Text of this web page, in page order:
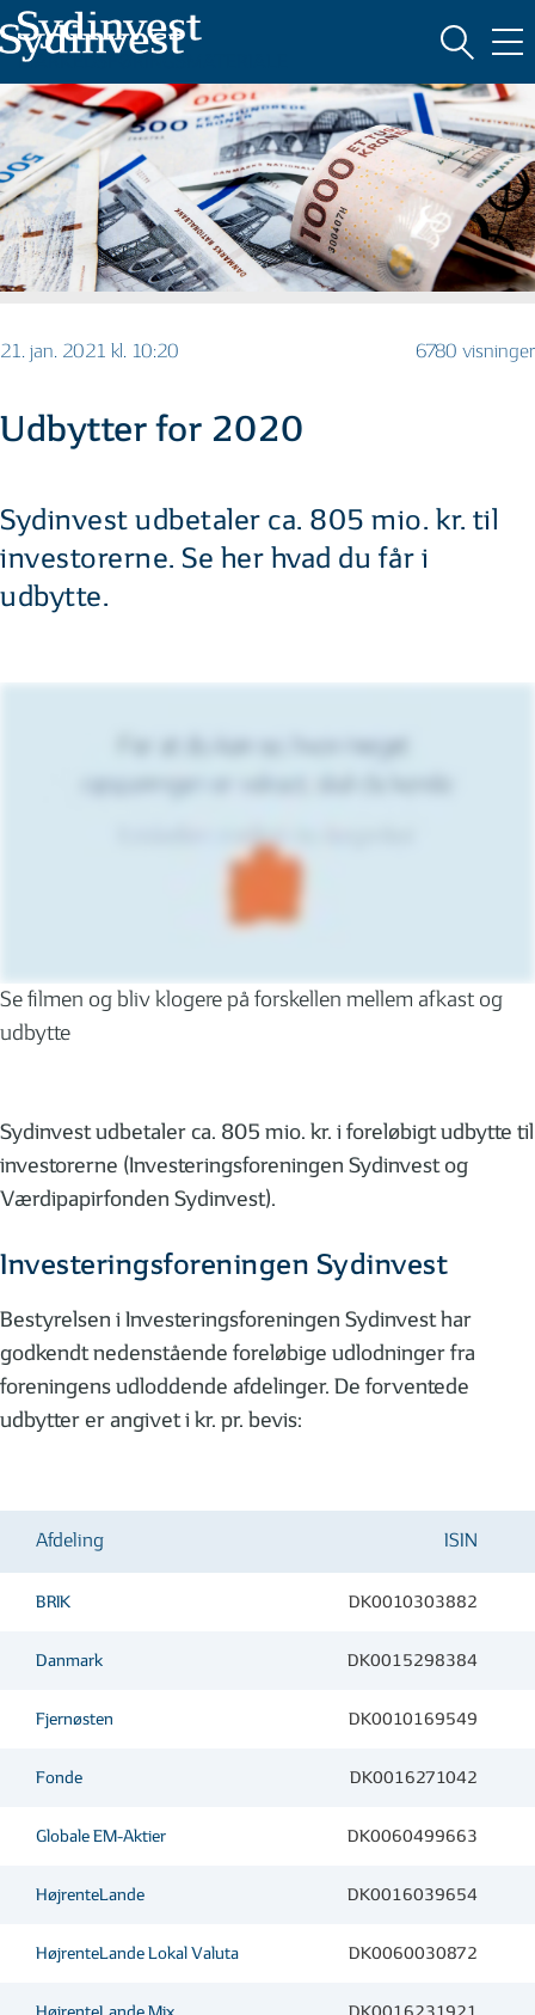
MARKEDSFØRINGSMATERIALE
21. jan. 2021 kl. 10:20 6780 visninger
Udbytter for 2020
Sydinvest udbetaler ca. 805 mio. kr. til
investorerne. Se her hvad du får i
udbytte.
Se filmen og bliv klogere på forskellen mellem afkast og
udbytte
Sydinvest udbetaler ca. 805 mio. kr. i foreløbigt udbytte til
investorerne (Investeringsforeningen Sydinvest og
Værdipapirfonden Sydinvest).
Investeringsforeningen Sydinvest
Bestyrelsen i Investeringsforeningen Sydinvest har
godkendt nedenstående foreløbige udlodninger fra
foreningens udloddende afdelinger. De forventede
udbytter er angivet i kr. pr. bevis:
Afdeling ISIN
BRIK DK0010303882
Danmark DK0015298384
Fjernøsten DK0010169549
Fonde DK0016271042
Globale EM-Aktier DK0060499663
HøjrenteLande DK0016039654
HøjrenteLande Lokal Valuta DK0060030872